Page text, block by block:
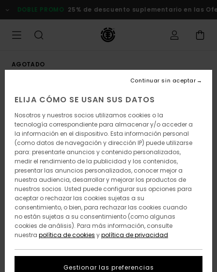
la
DOBLE PROMO 25% de descuento suplementario en las
AGOTADO
ELIJA CÓMO SE USAN SUS DATOS
Nosotros y nuestros socios utilizamos cookies o la
tecnología correspondiente para almacenar y/o acceder a
la información en el dispositivo. Esta información personal
(como datos de navegación y dirección IP) puede utilizarse
para: presentarle anuncios y contenido personalizados,
medir el rendimiento de la publicidad y los contenidos,
presentar las anuncios personalizados, conocer mejor a
nuestra audiencia, desarrollar y mejorar los productos de
nuestros socios. Usted puede configurar sus opciones para
aceptar o rechazar las cookies sujetas a su
consentimiento, o bien, para rechazar las cookies cuando
no están sujetas a su consentimiento (como algunas
cookies de análisis). Para más información, consulte
nuestra política de cookies ypolítica de privacidad
Gestionar las preferencias
Continuar sin aceptar